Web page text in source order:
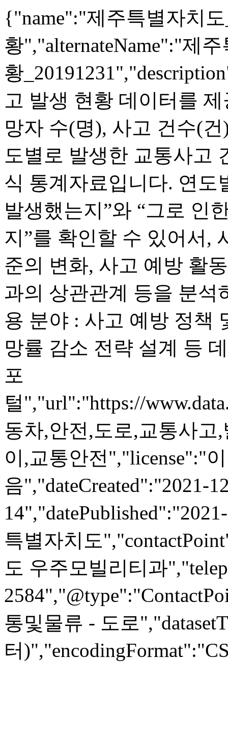
{"name":"제주특별자치
황","alternateName":"제
황
고 발생 현황 데이터를
망자 수(명), 사고 건수(
도별로 발생한 교통사고
식 통계자료입니다. 연도
발생했는지”와 “그로 인
지”를 확인할 수 있어서,
준의 변화, 사고 예방 활
과의 상관관계 등을 분
용 분야 : 사고 예방 정책
망률 감소 전략 설계 등
포
털","url":"https://
동차,안전,도로,교통사고
이,교통안전","license":"
음","dateCreated":"2021-
특별자치도
도 우주모빌리티과
통및물류 - 도로
터